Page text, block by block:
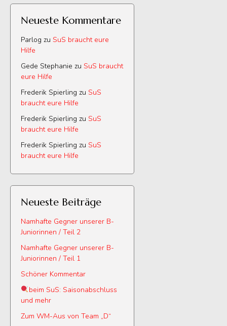
Neueste Kommentare
Parlog zu SuS braucht eure
Hilfe
Gede Stephanie zu SuS braucht
eure Hilfe
Frederik Spierling zu SuS
braucht eure Hilfe
Frederik Spierling zu SuS
braucht eure Hilfe
Frederik Spierling zu SuS
braucht eure Hilfe
Neueste Beiträge
Namhafte Gegner unserer B-
Juniorinnen / Teil 2
Namhafte Gegner unserer B-
Juniorinnen / Teil 1
Schöner Kommentar
beim SuS: Saisonabschluss
und mehr
Zum WM-Aus von Team „D“